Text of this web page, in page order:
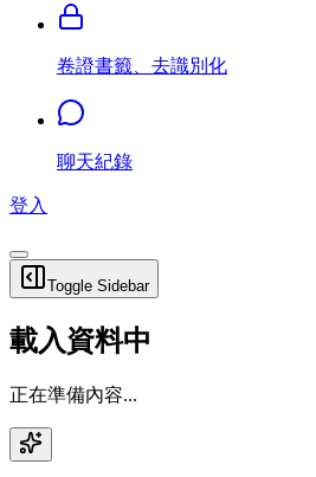
卷證書籤、去識別化
聊天紀錄
登入
Toggle Sidebar
載入資料中
正在準備內容...